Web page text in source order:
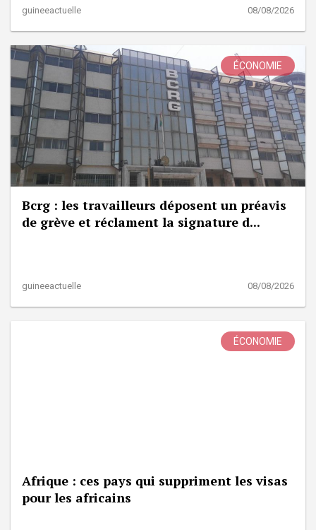
guineeactuelle 08/08/2026
ÉCONOMIE
Bcrg : les travailleurs déposent un préavis
de grève et réclament la signature d...
guineeactuelle 08/08/2026
ÉCONOMIE
Afrique : ces pays qui suppriment les visas
pour les africains